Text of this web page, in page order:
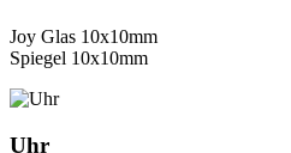
Joy Glas 10x10mm
Spiegel 10x10mm
Uhr